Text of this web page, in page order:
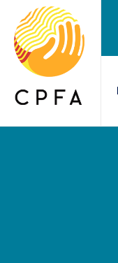
contenido